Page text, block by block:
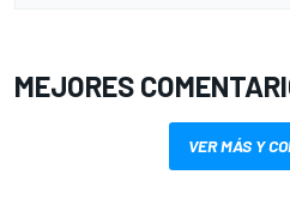
MEJORES
VER MÁS Y